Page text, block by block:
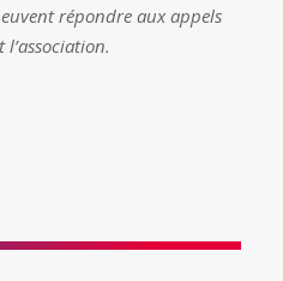
répondre aux appels